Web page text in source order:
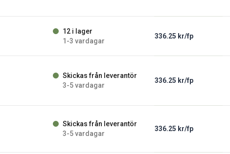
12 i lager
1-3 vardagar
336.25 kr/fp
Skickas från leverantör
3-5 vardagar
336.25 kr/fp
Skickas från leverantör
3-5 vardagar
336.25 kr/fp